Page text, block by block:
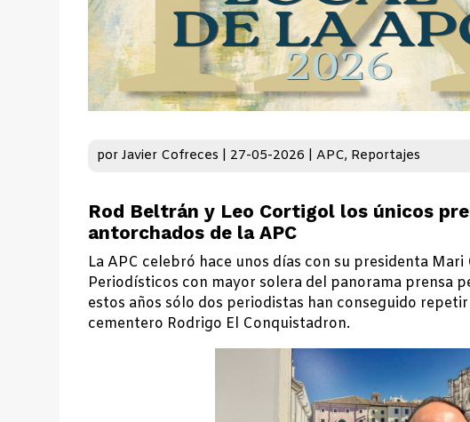
porJavier Cofreces 27-05-2026 |APC, Reportajes
Rod Beltrán y Leo Cortigol los únicos
antorchados de la APC
La APC celebró hace unos días con su presidenta Mari
Periodísticos con mayor solera del panorama prensa
estos años sólo dos periodistas han conseguido
cementero Rodrigo El Conquistadron.